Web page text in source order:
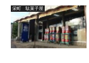
栄町 駄菓子屋